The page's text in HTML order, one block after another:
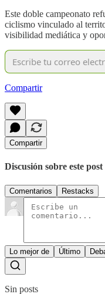
Este doble campeonato
ciclismo vinculado al
visibilidad mediática y
Compartir
Compartir
Discusión sobre este post
Comentarios Restacks
Lo mejor de Último
Sin posts